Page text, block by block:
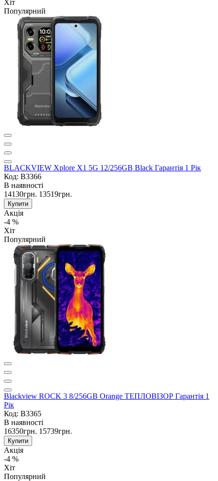
Хіт
Популярний
BLACKVIEW Xplore X1 5G 12/256GB Black Гарантія 1 Рік
Код: B3366
В наявності
14130грн. 13519грн.
Купити
Акція
-4 %
Хіт
Популярний
Blackview ROCK 3 8/256GB Orange ТЕПЛОВІЗОР Гарантія 1
Рік
Код: B3365
В наявності
16350грн. 15739грн.
Купити
Акція
-4 %
Хіт
Популярний